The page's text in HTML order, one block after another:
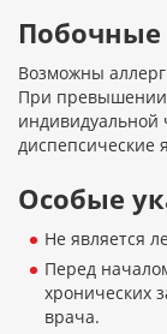
Побочные
Возможны
При превышении
индивидуальной
диспепсические
Особые
Не является
Перед
хронических
врача.